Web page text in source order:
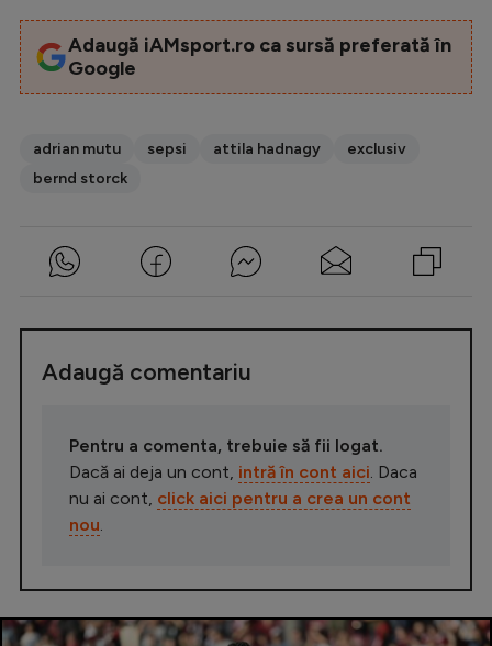
Adaugă iAMsport.ro ca sursă preferată în
Google
adrian mutu sepsi attila hadnagy
exclusiv
bernd storck
Adaugă comentariu
Pentru a comenta, trebuie să fii logat.
Dacă ai deja un cont, intră în cont aici . Daca
nu ai cont, click aici pentru a crea un cont
nou